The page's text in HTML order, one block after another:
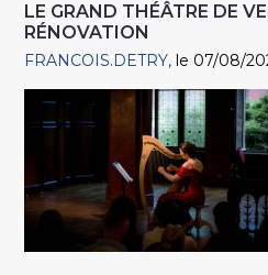
LE GRAND THÉÂTRE DE
RÉNOVATION
FRANCOIS.DETRY le 07/08/